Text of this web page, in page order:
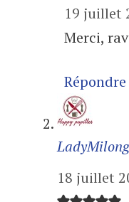
19 juillet
Merci,
Répondre
18 juillet